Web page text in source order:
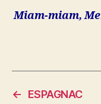
Miam-miam,
←
ESPAGNAC